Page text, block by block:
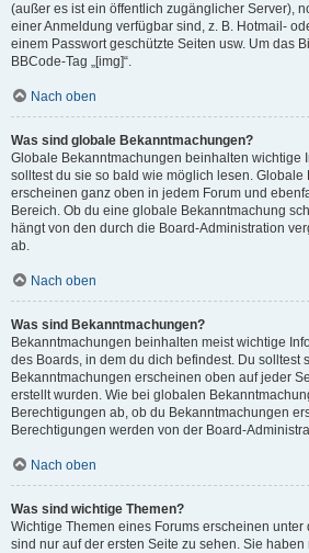
(außer es ist ein öffentlich zugänglicher Server),
einer Anmeldung verfügbar sind, z. B. Hotmail-
einem Passwort geschützte Seiten usw. Um das
BBCode-Tag „[img]“.
Nach oben
Was sind globale Bekanntmachungen?
Globale Bekanntmachungen beinhalten wichtige
solltest du sie so bald wie möglich lesen. Globale
erscheinen ganz oben in jedem Forum und
Bereich. Ob du eine globale Bekanntmachung
hängt von den durch die Board-Administration
ab.
Nach oben
Was sind Bekanntmachungen?
Bekanntmachungen beinhalten meist wichtige
des Boards, in dem du dich befindest. Du solltest
Bekanntmachungen erscheinen oben auf jeder
erstellt wurden. Wie bei globalen
Berechtigungen ab, ob du Bekanntmachungen
Berechtigungen werden von der Board-
Nach oben
Was sind wichtige Themen?
Wichtige Themen eines Forums erscheinen unter
sind nur auf der ersten Seite zu sehen. Sie